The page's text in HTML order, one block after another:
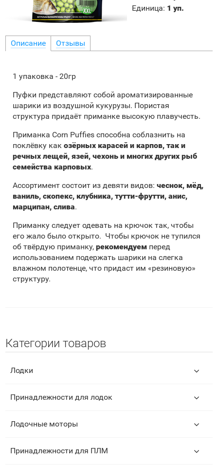
Единица: 1 уп.
Описание Отзывы
1 упаковка - 20гр
Пуфки представляют собой ароматизированные
шарики из воздушной кукурузы. Пористая
структура придаёт приманке высокую плавучесть.
Приманка Corn Puffies способна соблазнить на
поклёвку как озёрных карасей и карпов, так и
речных лещей, язей, чехонь и многих других рыб
семейства карповых.
Ассортимент состоит из девяти видов: чеснок, мёд,
ваниль, скопекс, клубника, тутти-фрутти, анис,
марципан, слива.
Приманку следует одевать на крючок так, чтобы
его жало было открыто. Чтобы крючок не тупился
об твёрдую приманку, рекомендуемперед
использованием подержать шарики на слегка
влажном полотенце, что придаст им «резиновую»
структуру.
Категории товаров
Лодки
Принадлежности для лодок
Лодочные моторы
Принадлежности для ПЛМ